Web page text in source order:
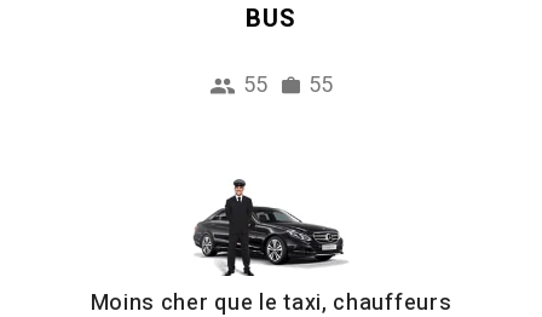
BUS
55 55
Moins cher que le taxi, chauffeurs